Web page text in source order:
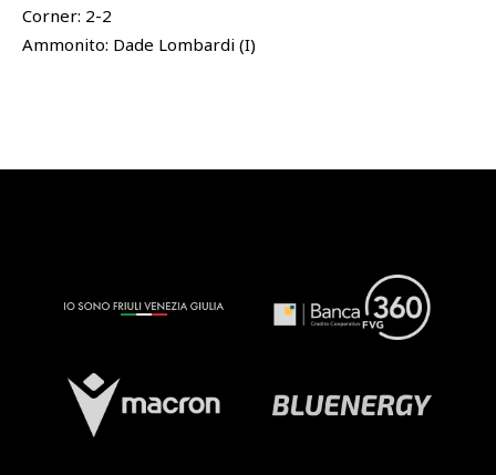
Corner: 2-2
Ammonito: Dade Lombardi (I)